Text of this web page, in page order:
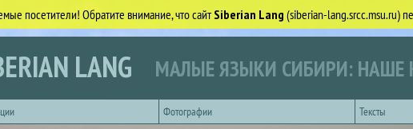
посетители! Обратите внимание, что сайтSiberian Lang (siberian-lang.srcc.msu.ru)
LANG МАЛЫЕ ЯЗЫКИ СИБИРИ: НАШЕ
Фотографии Тексты